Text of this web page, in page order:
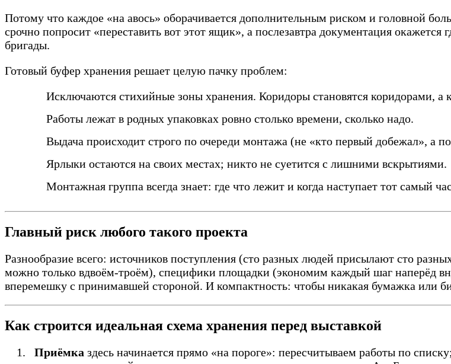
Потому что каждое «на авось» оборачивается дополнительным риском и головной
срочно попросит «переставить вот этот ящик», а послезавтра документация
бригады.
Готовый буфер хранения решает целую пачку проблем:
Исключаются стихийные зоны хранения. Коридоры становятся коридорами, а
Работы лежат в родных упаковках ровно столько времени, сколько надо.
Выдача происходит строго по очереди монтажа (не «кто первый добежал», а
Ярлыки остаются на своих местах; никто не суетится с лишними вскрытиями.
Монтажная группа всегда знает: где что лежит и когда наступает тот самый
Главный риск любого такого проекта
Разнообразие всего: источников поступления (сто разных людей присылают сто
можно только вдвоём-троём), специфики площадки (экономим каждый шаг наперёд
вперемешку с принимавшей стороной. И компактность: чтобы никакая бумажка или
Как строится идеальная схема хранения перед выставкой
Приёмка здесь начинается прямо «на пороге»: пересчитываем работы по